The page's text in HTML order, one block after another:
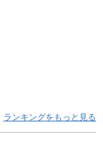
ランキングをもっと見る